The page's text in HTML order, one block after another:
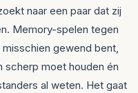
naar een paar dat zij
Memory-spelen tegen
misschien gewend bent,
scherp moet houden én
al weten. Het gaat